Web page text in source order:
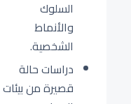
السلوك
والأنماط
الشخصية.
دراسات حالة
قصيرة من بيئات